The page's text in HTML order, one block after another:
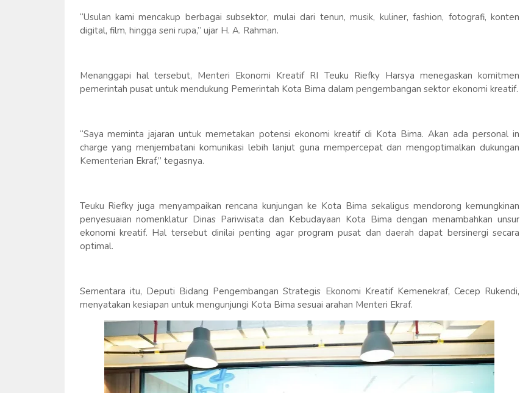
“Usulan kami mencakup berbagai subsektor, mulai dari tenun, musik, kuliner, fashion, fotografi, konten
digital, film, hingga seni rupa,” ujar H. A. Rahman.
Menanggapi hal tersebut, Menteri Ekonomi Kreatif RI Teuku Riefky Harsya menegaskan komitmen
pemerintah pusat untuk mendukung Pemerintah Kota Bima dalam pengembangan sektor ekonomi kreatif.
“Saya meminta jajaran untuk memetakan potensi ekonomi kreatif di Kota Bima. Akan ada personal in
charge yang menjembatani komunikasi lebih lanjut guna mempercepat dan mengoptimalkan dukungan
Kementerian Ekraf,” tegasnya.
Teuku Riefky juga menyampaikan rencana kunjungan ke Kota Bima sekaligus mendorong kemungkinan
penyesuaian nomenklatur Dinas Pariwisata dan Kebudayaan Kota Bima dengan menambahkan unsur
ekonomi kreatif. Hal tersebut dinilai penting agar program pusat dan daerah dapat bersinergi secara
optimal.
Sementara itu, Deputi Bidang Pengembangan Strategis Ekonomi Kreatif Kemenekraf, Cecep Rukendi,
menyatakan kesiapan untuk mengunjungi Kota Bima sesuai arahan Menteri Ekraf.